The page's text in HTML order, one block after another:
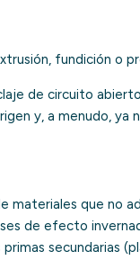
fundición o
de circuito
y, a menudo, ya
materiales que no
de efecto
secundarias